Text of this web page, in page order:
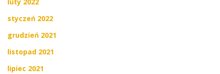
styczeń 2022
grudzień 2021
listopad 2021
lipiec 2021